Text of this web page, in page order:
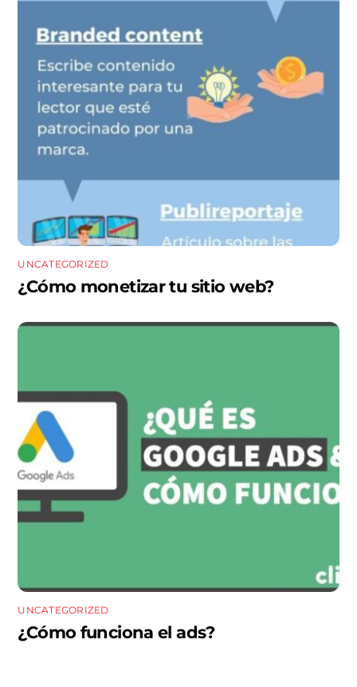
UNCATEGORIZED
¿Cómo monetizar tu sitio web?
UNCATEGORIZED
¿Cómo funciona el ads?